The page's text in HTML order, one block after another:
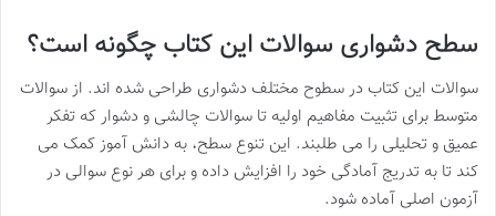
سطح دشواری سوالات این کتاب چگونه است؟
سوالات این کتاب در سطوح مختلف دشواری طراحی شده اند. از سوالات
متوسط برای تثبیت مفاهیم اولیه تا سوالات چالشی و دشوار که تفکر
عمیق و تحلیلی را می طلبند. این تنوع سطح، به دانش آموز کمک می
کند تا به تدریج آمادگی خود را افزایش داده و برای هر نوع سوالی در
آزمون اصلی آماده شود.